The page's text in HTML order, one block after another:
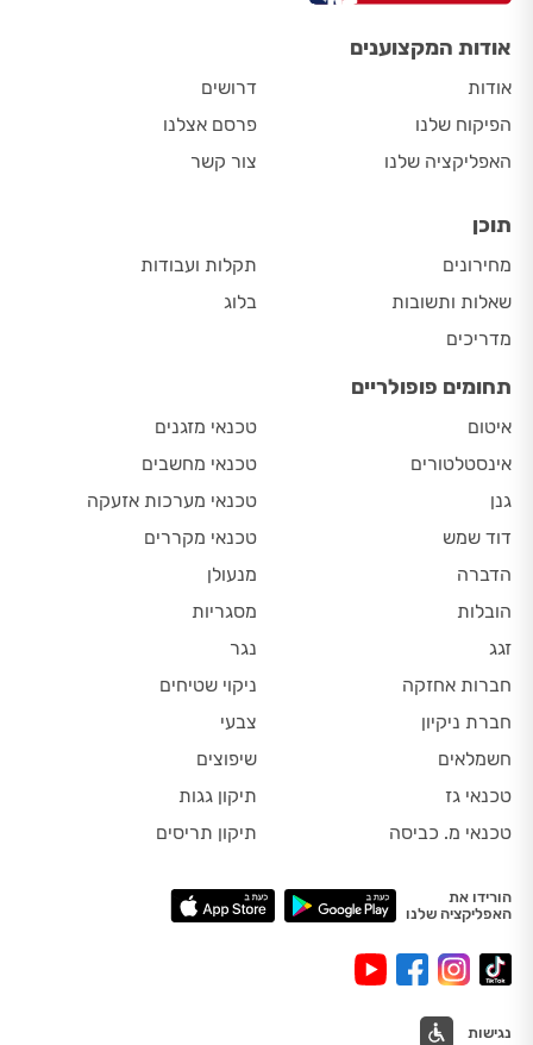
אודות המקצוענים
אודות
הפיקוח שלנו
האפליקציה שלנו
דרושים
פרסם אצלנו
צור קשר
תוכן
מחירונים
שאלות ותשובות
מדריכים
תקלות ועבודות
בלוג
תחומים פופולריים
איטום
אינסטלטורים
גנן
דוד שמש
הדברה
הובלות
זגג
חברות אחזקה
חברת ניקיון
חשמלאים
טכנאי גז
טכנאי מ. כביסה
טכנאי מזגנים
טכנאי מחשבים
טכנאי מערכות אזעקה
טכנאי מקררים
מנעולן
מסגריות
נגר
ניקוי שטיחים
צבעי
שיפוצים
תיקון גגות
תיקון תריסים
הורידו את
האפליקציה שלנו
נגישות